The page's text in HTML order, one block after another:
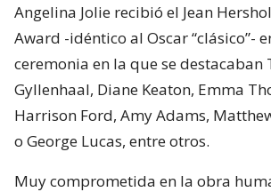
Angelina Jolie recibió el Jean
Award -idéntico al Oscar “clásico”-
ceremonia en la que se destacaban
Gyllenhaal, Diane Keaton, Emma
Harrison Ford, Amy Adams,
o George Lucas, entre otros.
Muy comprometida en la obra